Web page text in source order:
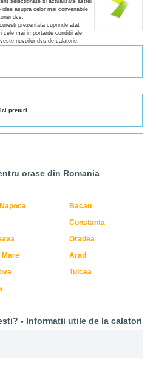
selectionate si actualizate astfel
asupra celor mai convenabile
dvs.
prezentata cuprinde atat
cele mai importante conditii ale
nevoilor dvs de calatorie.
preturi
orase din Romania
Bacau
Constanta
Oradea
Mare
Arad
Tulcea
- Informatii utile de la calatori